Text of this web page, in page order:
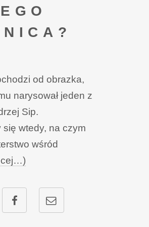
od obrazka,
narysował jeden z
Sip.
wtedy, na czym
wśród